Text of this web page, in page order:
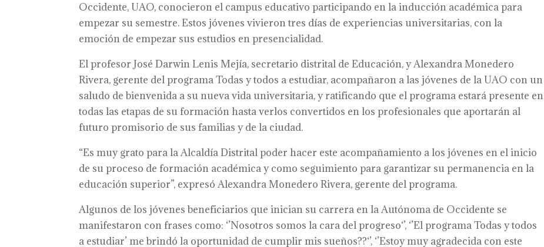
Occidente, UAO, conocieron el campus educativo participando en la inducción académica para
empezar su semestre. Estos jóvenes vivieron tres días de experiencias universitarias, con la
emoción de empezar sus estudios en presencialidad.
El profesor José Darwin Lenis Mejía, secretario distrital de Educación, y Alexandra Monedero
Rivera, gerente del programa Todas y todos a estudiar, acompañaron a las jóvenes de la UAO con un
saludo de bienvenida a su nueva vida universitaria, y ratificando que el programa estará presente en
todas las etapas de su formación hasta verlos convertidos en los profesionales que aportarán al
futuro promisorio de sus familias y de la ciudad.
“Es muy grato para la Alcaldía Distrital poder hacer este acompañamiento a los jóvenes en el inicio
de su proceso de formación académica y como seguimiento para garantizar su permanencia en la
educación superior”, expresó Alexandra Monedero Rivera, gerente del programa.
Algunos de los jóvenes beneficiarios que inician su carrera en la Autónoma de Occidente se
manifestaron con frases como: ‘’Nosotros somos la cara del progreso‘’, ‘’El programa Todas y todos
a estudiar’ me brindó la oportunidad de cumplir mis sueños??‘’, ‘’Estoy muy agradecida con este